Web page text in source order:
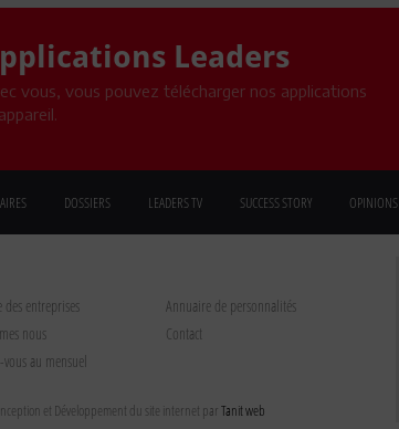
Leaders
vous, vous pouvez télécharger nos applications
DOSSIERS LEADERS TV SUCCESS STORY OPINIONS
des entreprises
Annuaire de personnalités
nous
Contact
au mensuel
et Développement du site internet parTanit web